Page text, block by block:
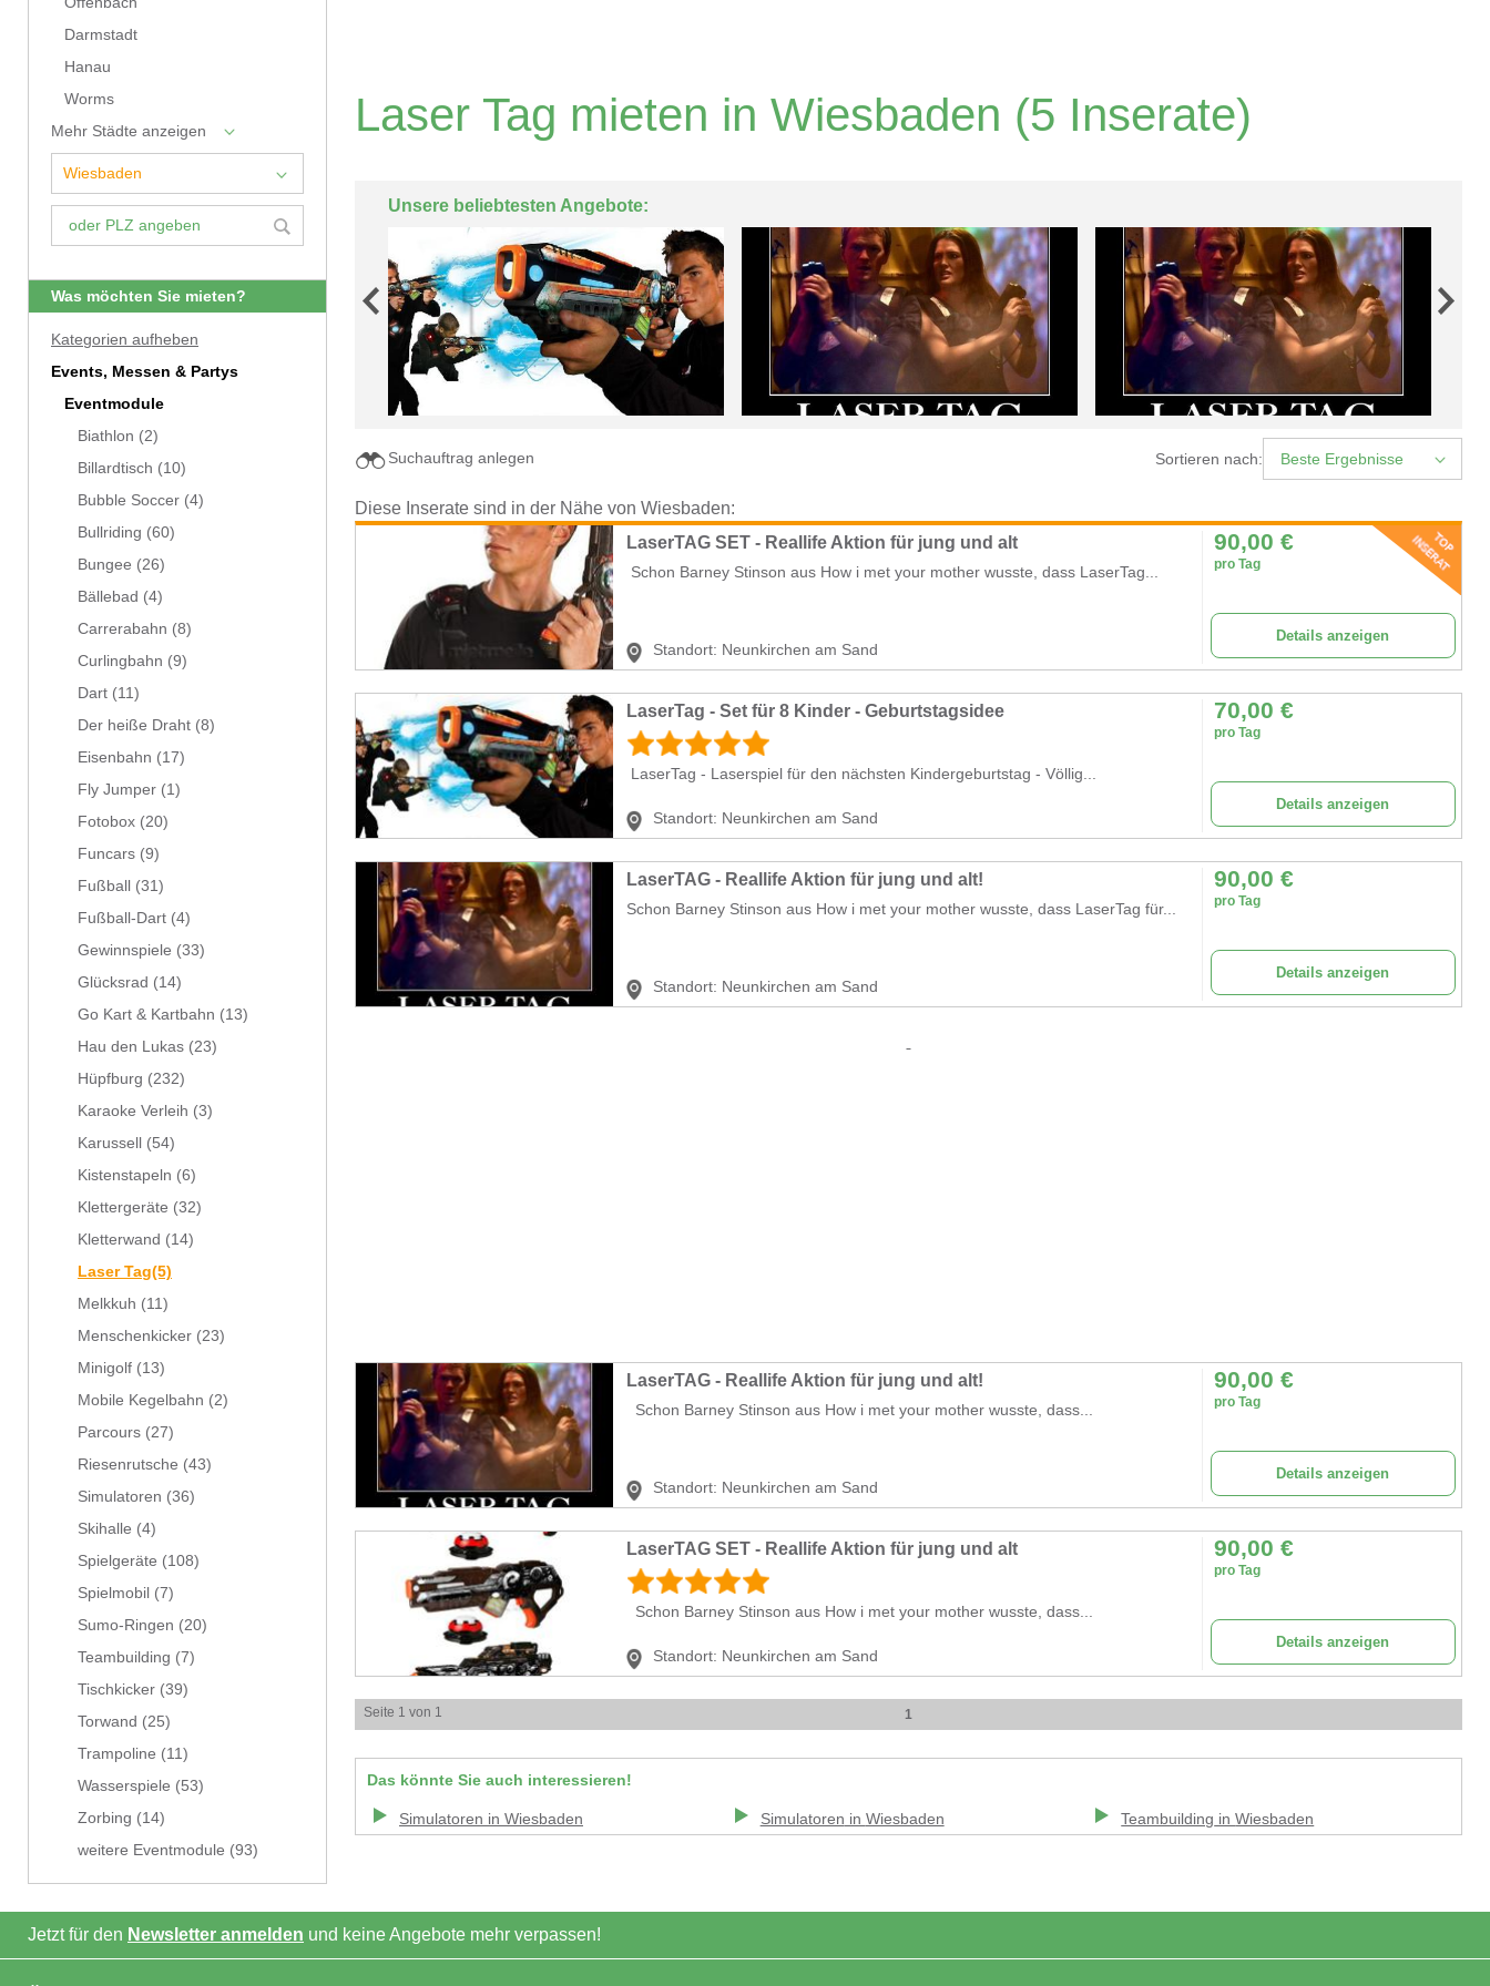
Darmstadt
Hanau
Worms
Mehr Städte anzeigen
Was möchten Sie mieten?
Kategorien aufheben
Events, Messen & Partys
Eventmodule
Biathlon (2)
Billardtisch (10)
Bubble Soccer (4)
Bullriding (60)
Bungee (26)
Bällebad (4)
Carrerabahn (8)
Curlingbahn (9)
Dart (11)
Der heiße Draht (8)
Eisenbahn (17)
Fly Jumper (1)
Fotobox (20)
Funcars (9)
Fußball
(31)
Fußball-Dart (4)
Gewinnspiele (33)
Glücksrad (14)
Go Kart & Kartbahn (13)
Hau den Lukas (23)
Hüpfburg (232)
Karaoke Verleih (3)
Karussell
(54)
Kistenstapeln (6)
Klettergeräte (32)
Kletterwand (14)
Laser Tag(5)
Melkkuh (11)
Menschenkicker (23)
Minigolf (13)
Mobile Kegelbahn (2)
Parcours (27)
Riesenrutsche (43)
Simulatoren (36)
Skihalle (4)
Spielgeräte (108)
Spielmobil (7)
Sumo-Ringen (20)
Teambuilding (7)
Tischkicker (39)
Torwand (25)
Trampoline (11)
Wasserspiele (53)
Zorbing (14)
weitere Eventmodule (93)
Laser Tag mieten in Wiesbaden (5 Inserate)
Unsere beliebtesten Angebote:
Sortieren nach: Beste Ergebnisse
Suchauftrag anlegen
Diese Inserate sind in der Nähe von Wiesbaden:
LaserTAG SET - Reallife Aktion für jung und alt
Schon Barney Stinson aus How i met your mother wusste, dass LaserTag...
Standort: Neunkirchen am Sand
90,00 €
pro Tag
Details anzeigen
LaserTag - Set für 8 Kinder - Geburtstagsidee
LaserTag - Laserspiel für den nächsten Kindergeburtstag - Völlig...
Standort: Neunkirchen am Sand
70,00 €
pro Tag
Details anzeigen
LaserTAG - Reallife Aktion für jung und alt!
Schon Barney Stinson aus How i met your mother wusste, dass LaserTag für...
Standort: Neunkirchen am Sand
90,00 €
pro Tag
Details anzeigen
LaserTAG - Reallife Aktion für jung und alt!
Schon Barney Stinson aus How i met your mother wusste, dass...
Standort: Neunkirchen am Sand
90,00 €
pro Tag
Details anzeigen
LaserTAG SET - Reallife Aktion für jung und alt
Schon Barney Stinson aus How i met your mother wusste, dass...
Standort: Neunkirchen am Sand
90,00 €
pro Tag
Details anzeigen
Seite 1 von 1 1
Das könnte Sie auch interessieren!
Simulatoren in Wiesbaden Simulatoren in Wiesbaden Teambuilding inWiesbaden
Jetzt für den Newsletter anmelden und keine Angebote mehr verpassen!